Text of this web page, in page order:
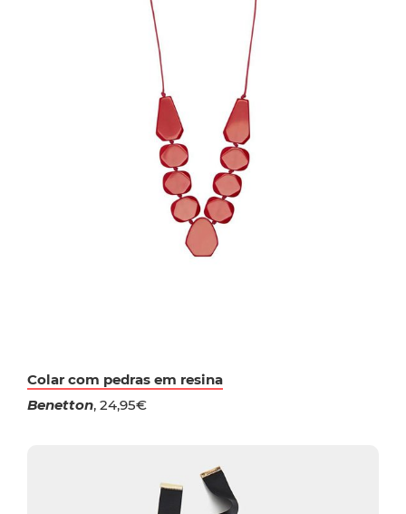
Colar com pedras em resina
Benetton, 24,95€